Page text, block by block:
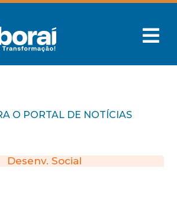
O PORTAL DE NOTÍCIAS
Desenv. Social